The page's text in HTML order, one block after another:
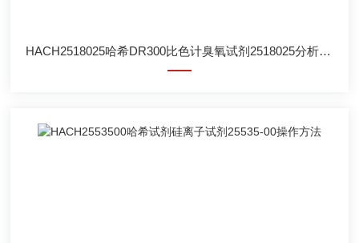
HACH2518025哈希DR300比色计臭氧试剂2518025分析方法